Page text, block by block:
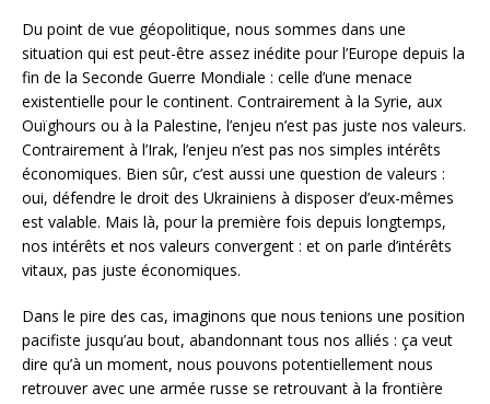
Du point de vue géopolitique, nous sommes dans une
situation qui est peut-être assez inédite pour l’Europe depuis la
fin de la Seconde Guerre Mondiale : celle d’une menace
existentielle pour le continent. Contrairement à la Syrie, aux
Ouïghours ou à la Palestine, l’enjeu n’est pas juste nos valeurs.
Contrairement à l’Irak, l’enjeu n’est pas nos simples intérêts
économiques. Bien sûr, c’est aussi une question de valeurs :
oui, défendre le droit des Ukrainiens à disposer d’eux-mêmes
est valable. Mais là, pour la première fois depuis longtemps,
nos intérêts et nos valeurs convergent : et on parle d’intérêts
vitaux, pas juste économiques.
Dans le pire des cas, imaginons que nous tenions une position
pacifiste jusqu’au bout, abandonnant tous nos alliés : ça veut
dire qu’à un moment, nous pouvons potentiellement nous
retrouver avec une armée russe se retrouvant à la frontière